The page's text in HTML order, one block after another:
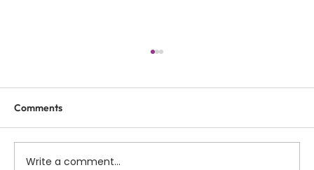
Comments
Write a comment...